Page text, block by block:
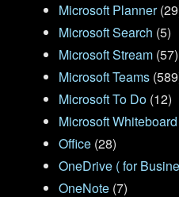
Microsoft Planner
Microsoft Search (5)
Microsoft Stream (57)
Microsoft Teams
Microsoft To Do (12)
Microsoft Whiteboard
Office (28)
OneDrive ( for
OneNote (7)